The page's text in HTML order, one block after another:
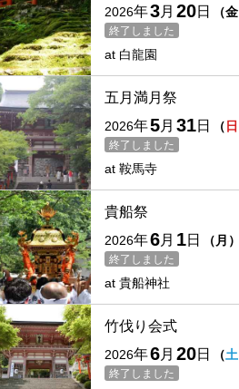
終了しました
2026年3月 20日 （金
at 白龍園
五月満月祭
終了しました
2026年5月 31日 （ 日
at 鞍馬寺
貴船祭
終了しました
2026年6月 1日 （月 ）
at 貴船神社
竹伐り会式
終了しました
2026年6月 20日 （土